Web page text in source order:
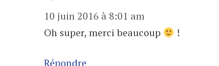
10 juin 2016 à 8:01 am
Oh super, merci beaucoup
!
Répondre